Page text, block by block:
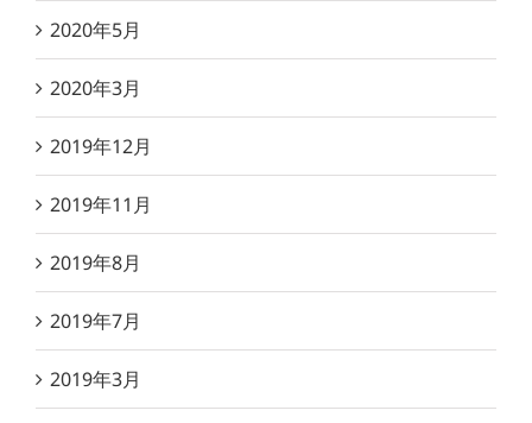
2020年5月
2020年3月
2019年12月
2019年11月
2019年8月
2019年7月
2019年3月